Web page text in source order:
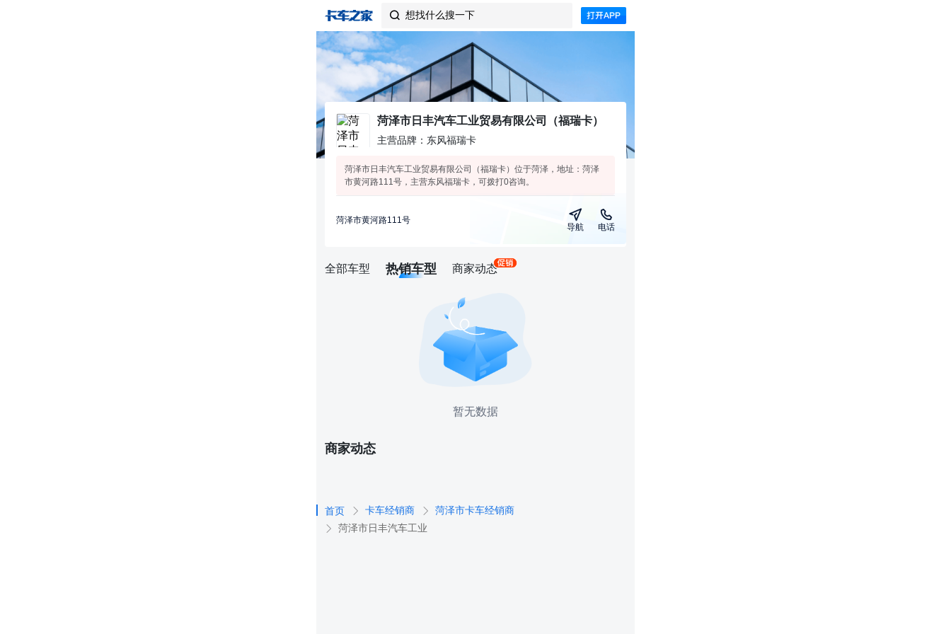
 想找什么搜一下
菏泽市日丰汽车工业贸易有限公司（福瑞卡）
主营品牌：东风福瑞卡
菏泽市日丰汽车工业贸易有限公司（福瑞卡）位于菏泽，地址：菏泽
市黄河路111号，主营东风福瑞卡，可拨打0咨询。
菏泽市黄河路111号
导航 电话
全部车型 热销车型 商家动态
暂无数据
商家动态
首页 卡车经销商
菏泽市卡车经销商
菏泽市日丰汽车工业